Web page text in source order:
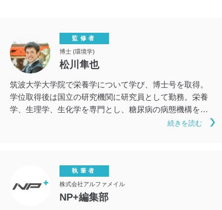
監修者
博士 (環境学)
松川隼也
筑波大学大学院で栄養学について学び、博士号を取得。
学位取得後は国立の研究機関に研究員として勤務。栄養
学、生理学、生化学を専門とし、糖尿病の病態機構を解
明する研究を行っている。市民ランナーでもあり、ハー
続きを読む
執筆者
株式会社アルファメイル
NP+編集部